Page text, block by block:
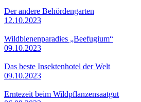
Der andere Behördengarten
12.10.2023
Wildbienenparadies „Beefugium“
09.10.2023
Das beste Insektenhotel der Welt
09.10.2023
Erntezeit beim Wildpflanzensaatgut